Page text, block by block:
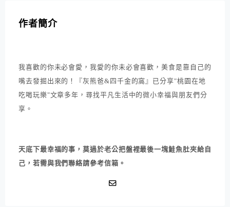
作者簡介
我喜歡的你未必會愛，我愛的你未必會喜歡，美食是靠自己的
嘴去發掘出來的！『灰熊爸&四千金的窩』已分享"桃園在地
吃喝玩樂"文章多年，尋找平凡生活中的微小幸福與朋友們分
享。
天底下最幸福的事，莫過於老公把盤裡最後一塊鮭魚肚夾給自
己，若需與我們聯絡請參考信箱。